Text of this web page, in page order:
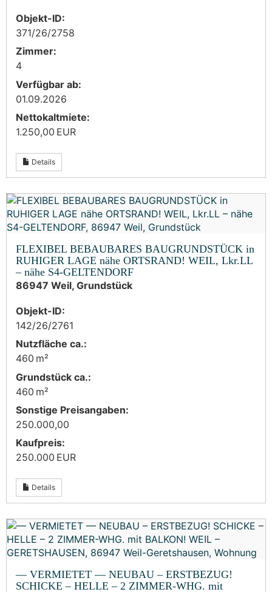
Objekt-ID:
371/26/2758
Zimmer:
4
Verfügbar ab:
01.09.2026
Nettokaltmiete:
1.250,00 EUR
Details
FLEXIBEL BEBAUBARES BAUGRUNDSTÜCK in
RUHIGER LAGE nähe ORTSRAND! WEIL, Lkr.LL
– nähe S4-GELTENDORF
86947 Weil, Grundstück
Objekt-ID:
142/26/2761
Nutzfläche ca.:
460 m²
Grund­stück ca.:
460 m²
Sonstige Preisangaben:
250.000,00
Kaufpreis:
250.000 EUR
Details
— VERMIETET — NEUBAU – ERSTBEZUG!
SCHICKE – HELLE – 2 ZIMMER-WHG. mit